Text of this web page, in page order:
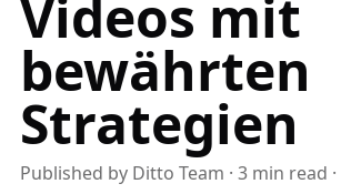
Videos mit
bewährten
Strategien
Published by Ditto Team · 3 min read ·